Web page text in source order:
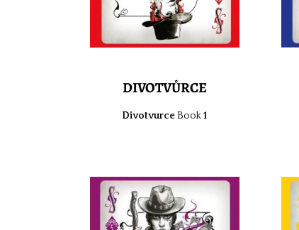
DIVOTVŮRCE
DivotvurceBook1